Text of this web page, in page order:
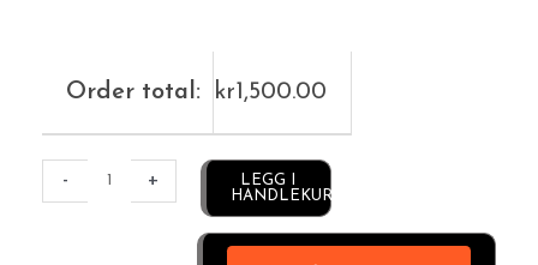
Order total: kr 1,500.00
- +
LEGG I
HANDLEKURV